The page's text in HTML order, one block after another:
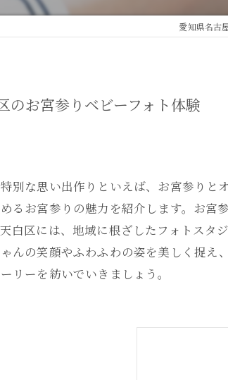
愛知県名古
のお宮参りベビーフォト体験
別な思い出作りといえば、お宮参りと
るお宮参りの魅力を紹介します。お
白区には、地域に根ざしたフォトス
んの笑顔やふわふわの姿を美しく捉
リーを紡いでいきましょう。